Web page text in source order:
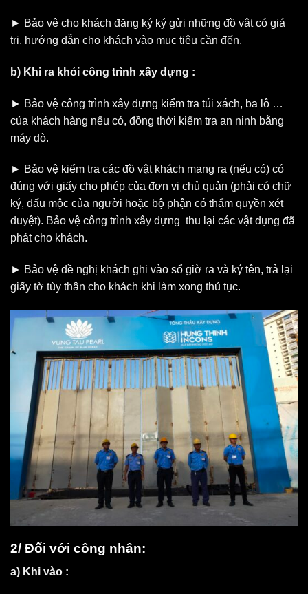
► Bảo vệ cho khách đăng ký ký gửi những đồ vật có giá
trị, hướng dẫn cho khách vào mục tiêu cần đến.
b) Khi ra khỏi công trình xây dựng :
► Bảo vệ công trình xây dựng kiểm tra túi xách, ba lô …
của khách hàng nếu có, đồng thời kiểm tra an ninh bằng
máy dò.
► Bảo vệ kiểm tra các đồ vật khách mang ra (nếu có) có
đúng với giấy cho phép của đơn vị chủ quản (phải có chữ
ký, dấu mộc của người hoặc bộ phận có thẩm quyền xét
duyệt). Bảo vệ công trình xây dựng thu lại các vật dụng đã
phát cho khách.
► Bảo vệ đề nghị khách ghi vào sổ giờ ra và ký tên, trả lại
giấy tờ tùy thân cho khách khi làm xong thủ tục.
2/ Đối với công nhân:
a) Khi vào :